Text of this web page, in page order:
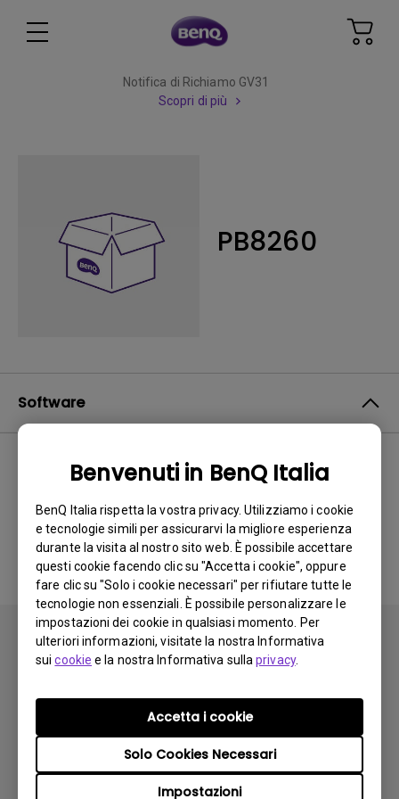
Benvenuti in BenQ Italia
BenQ Italia rispetta la vostra privacy. Utilizziamo i cookie
e tecnologie simili per assicurarvi la migliore esperienza
durante la visita al nostro sito web. È possibile accettare
questi cookie facendo clic su "Accetta i cookie", oppure
fare clic su "Solo i cookie necessari" per rifiutare tutte le
tecnologie non essenziali. È possibile personalizzare le
impostazioni dei cookie in qualsiasi momento. Per
ulteriori informazioni, visitate la nostra Informativa
suicookie e la nostra Informativa sullaprivacy.
Impostazioni
Solo Cookies Necessari
Accetta i cookie
Notifica di Richiamo GV31
Scopri di più
PB8260
Software
Nessun software o driver
correlato